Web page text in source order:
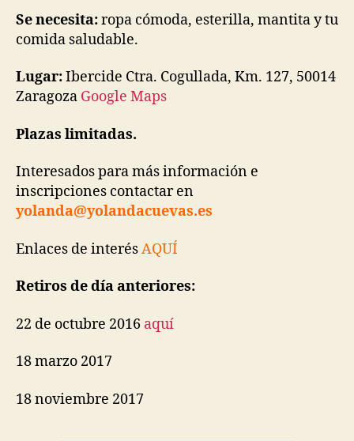
Se necesita:ropa cómoda, esterilla, mantita y tu
comida saludable.
Lugar:Ibercide Ctra. Cogullada, Km. 127, 50014
Zaragoza Google Maps
Plazas limitadas.
Interesados para más información e
inscripciones contactar en
yolanda@yolandacuevas.es
Enlaces de interésAQUÍ
Retiros de día anteriores:
22 de octubre 2016 aquí
18 marzo 2017
18 noviembre 2017